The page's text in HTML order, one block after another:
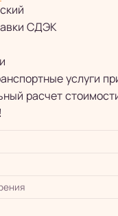
СДЭК
услуги
расчет